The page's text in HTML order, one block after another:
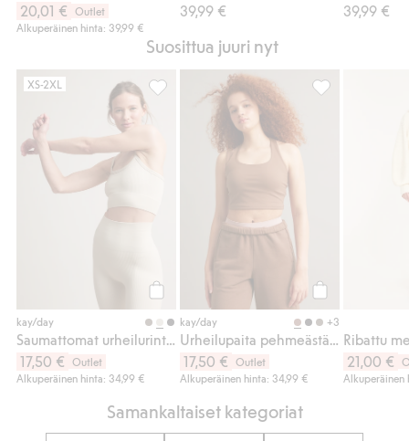
20,01 €
Outlet
Alkuperäinen hinta: 39,99 €
39,99 €
39,99 €
Suosittua juuri nyt
XS-2XL
kay/day
17,50 €
Outlet
Alkuperäinen hinta: 34,99 €
Saumattomat urheilurintaliivit, Lisää
Osta
kay/day +3
17,50 €
Outlet
Alkuperäinen hinta: 34,99 €
Ribattu
21,00 €
Alkuperäinen
Samankaltaiset kategoriat